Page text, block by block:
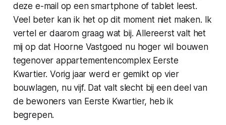
deze e-mail op een smartphone of tablet leest.
Veel beter kan ik het op dit moment niet maken. Ik
vertel er daarom graag wat bij. Allereerst valt het
mij op dat Hoorne Vastgoed nu hoger wil bouwen
tegenover appartementencomplex Eerste
Kwartier. Vorig jaar werd er gemikt op vier
bouwlagen, nu vijf. Dat valt slecht bij een deel van
de bewoners van Eerste Kwartier, heb ik
begrepen.